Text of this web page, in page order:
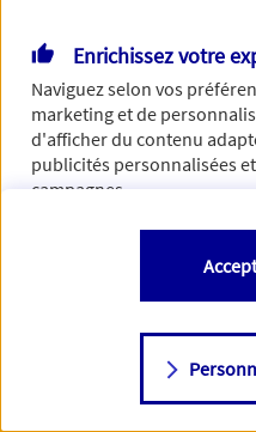
Si besoin, vous pouvez
>
Enrichissez votre
Naviguez selon vos
marketing et de
d'afficher du contenu
publicités personnalisées
campagnes.
Vous êtes libre de les
changer d'avis à tout
Consulter notre politique